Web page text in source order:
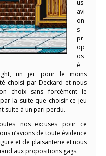
us
avi
on
s
pr
op
os
é
un jeu pour le moins
choisi par Deckard et nous
choix sans forcément le
la suite que choisir ce jeu
suite à un pari perdu.
nos excuses pour ce
n’avions de toute évidence
et de plaisanterie et nous
aux propositions gags.